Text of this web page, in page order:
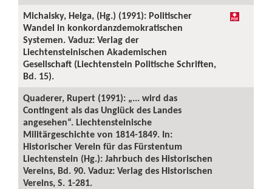
Michalsky, Helga, (Hg.) (1991): Politischer
Wandel in konkordanzdemokratischen
Systemen. Vaduz: Verlag der
Liechtensteinischen Akademischen
Gesellschaft (Liechtenstein Politische Schriften,
Bd. 15).
Quaderer, Rupert (1991): „... wird das
Contingent als das Unglück des Landes
angesehen“. Liechtensteinische
Militärgeschichte von 1814-1849. In:
Historischer Verein für das Fürstentum
Liechtenstein (Hg.): Jahrbuch des Historischen
Vereins, Bd. 90. Vaduz: Verlag des Historischen
Vereins, S. 1-281.